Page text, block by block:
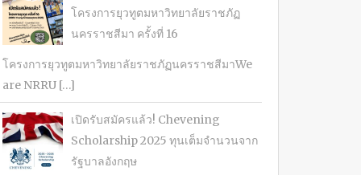
โครงการยุวทูตมหาวิทยาลัยราชภัฏ
นครราชสีมา ครั้งที่ 16
โครงการยุวทูตมหาวิทยาลัยราชภัฏนครราชสีมาWe
are NRRU […]
เปิดรับสมัครแล้ว! Chevening
Scholarship 2025 ทุนเต็มจำนวนจาก
รัฐบาลอังกฤษ